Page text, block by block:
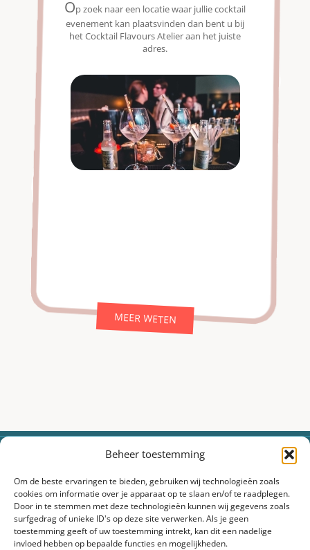
Beheer toestemming
Om de beste ervaringen te bieden, gebruiken wij technologieën zoals
cookies om informatie over je apparaat op te slaan en/of te raadplegen.
Door in te stemmen met deze technologieën kunnen wij gegevens zoals
surfgedrag of unieke ID's op deze site verwerken. Als je geen
toestemming geeft of uw toestemming intrekt, kan dit een nadelige
invloed hebben op bepaalde functies en mogelijkheden.
Op zoek naar een locatie waar jullie cocktail
evenement kan plaatsvinden dan bent u bij
het Cocktail Flavours Atelier aan het juiste
adres.
MEER WETEN
Cocktails
geserveerd
Cocktail
professionals
Facebook
fans
Instagram
volgers
Jaar
ervaring